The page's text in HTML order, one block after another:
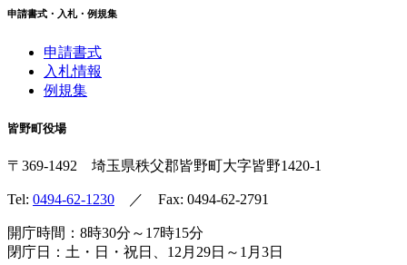
申請書式・入札・例規集
申請書式
入札情報
例規集
皆野町役場
〒369-1492 埼玉県秩父郡皆野町 大字皆野1420-1
Tel: 0494-62-1230 ／ Fax: 0494-62-2791
開庁時間：8時30分～17時15分
閉庁日：土・日・祝日、12月29日～1月3日